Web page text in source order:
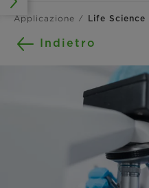
Applicazione Life Science
Indietro